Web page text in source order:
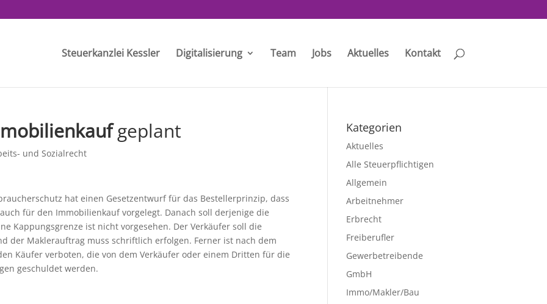
Steuerkanzlei Kessler Digitalisierung Team Jobs Aktuelles Kontakt
geplant
und Sozialrecht
hat einen Gesetzentwurf für das Bestellerprinzip, dass
für den Immobilienkauf vorgelegt. Danach soll derjenige die
Kappungsgrenze ist nicht vorgesehen. Der Verkäufer soll die
der Maklerauftrag muss schriftlich erfolgen. Ferner ist nach dem
Käufer verboten, die von dem Verkäufer oder einem Dritten für die
geschuldet werden.
Kategorien
Aktuelles
Alle Steuerpflichtigen
Allgemein
Arbeitnehmer
Erbrecht
Freiberufler
Gewerbetreibende
GmbH
Immo/Makler/Bau